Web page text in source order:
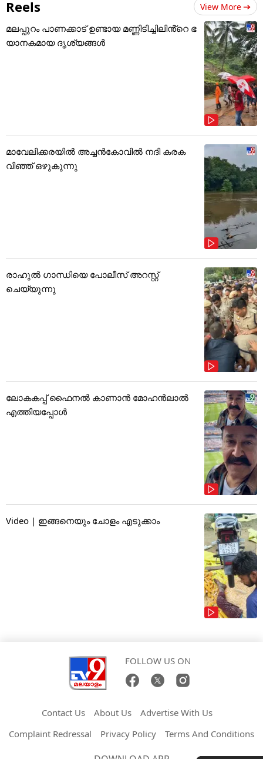
Reels View More
മലപ്പുറം പാണക്കാട് ഉണ്ടായ മണ്ണിടിച്ചിലിൻ്റെ ഭ
യാനകമായ ദൃശ്യങ്ങൾ
മാവേലിക്കരയിൽ അച്ചൻകോവിൽ നദി കരക
വിഞ്ഞ് ഒഴുകുന്നു
രാഹുൽ ഗാന്ധിയെ പോലീസ് അറസ്റ്റ്
ചെയ്യുന്നു
ലോകകപ്പ് ഫൈനൽ കാണാൻ മോഹൻലാൽ
എത്തിയപ്പോൾ
Video | ഇങ്ങനെയും ചോളം എടുക്കാം
FOLLOW US ON
Contact Us About Us
Advertise With Us
Complaint Redressal
Privacy Policy Terms And Conditions